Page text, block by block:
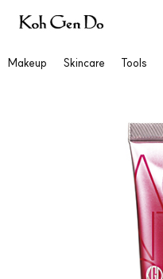
Makeup Skincare Tools